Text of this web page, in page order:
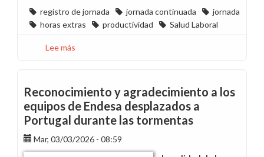
registro de jornada jornada continuada
jornada
horas extras
productividad Salud Laboral
Lee más
en
los
tribunales
que
la
pausa
Reconocimiento y agradecimiento a los
equipos de Endesa desplazados a
Portugal durante las tormentas
Mar, 03/03/2026 - 08:59